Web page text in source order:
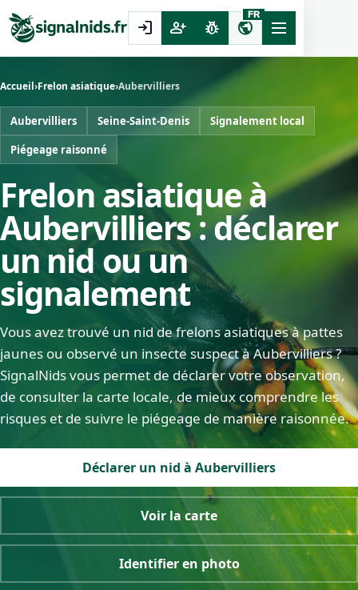
login person_add pest_control public
FR
Accueil›Frelon asiatique›Aubervilliers
Aubervilliers Seine-Saint-Denis
Signalement local
Piégeage raisonné
Frelon asiatique à
Aubervilliers : déclarer
un nid ou un
signalement
Vous avez trouvé un nid de frelons asiatiques à pattes
jaunes ou observé un insecte suspect à Aubervilliers ?
SignalNids vous permet de déclarer votre observation,
de consulter la carte locale, de mieux comprendre les
risques et de suivre le piégeage de manière raisonnée.
Déclarer un nid à Aubervilliers
Voir la carte
Identifier en photo